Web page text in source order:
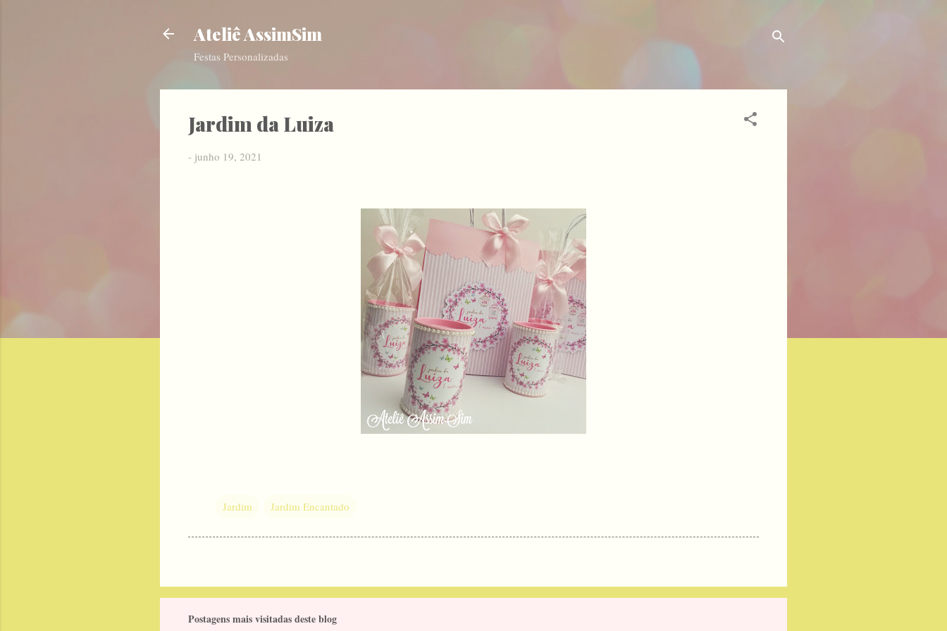
Ateliê AssimSim
Festas Personalizadas
Jardim da Luiza
- junho 19, 2021
Jardim Jardim Encantado
Postagens mais visitadas deste blog